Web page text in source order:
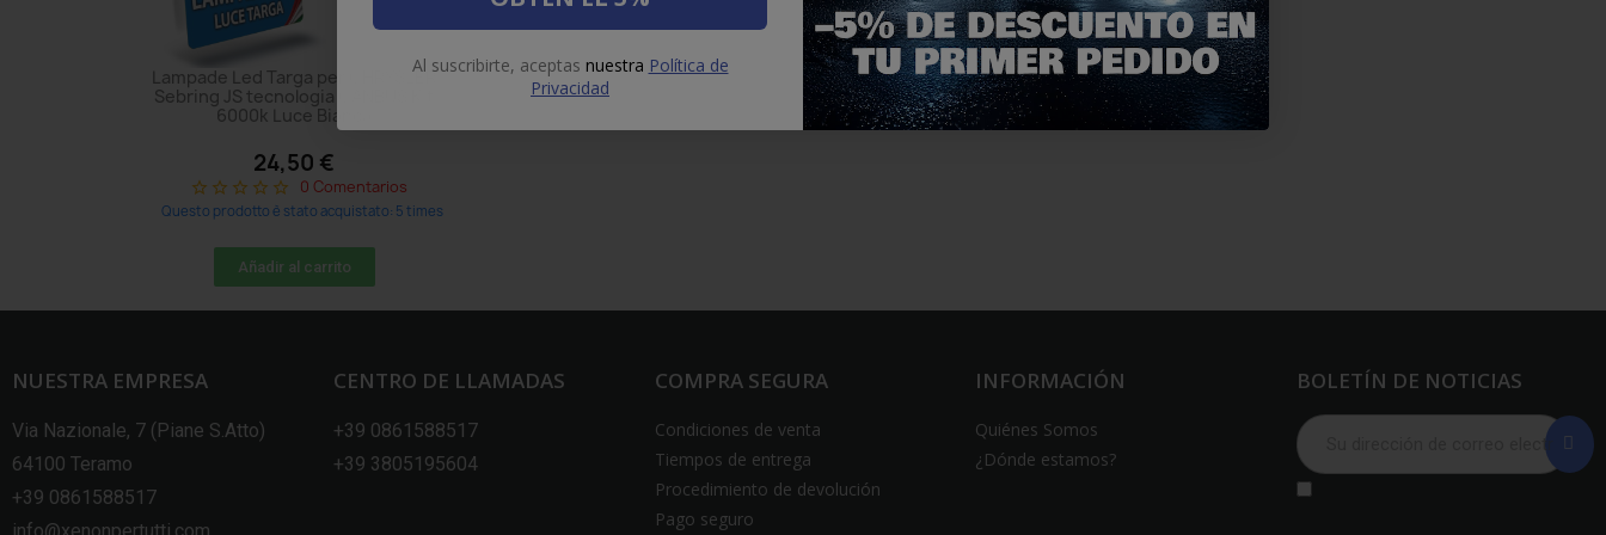
Lampade Led Targa per CHRYSLER
Sebring JS tecnologia CANBUS Kit
6000k Luce Bianca
24,50 €
star_border star_border star_border star_border star_border 0 Comentarios
Questo prodotto è stato acquistato: 5 times
Añadir al carrito
NUESTRA EMPRESA
Via Nazionale, 7 (Piane S.Atto)
64100 Teramo
+39 0861588517
CENTRO DE LLAMADAS
+39 0861588517
+39 3805195604
COMPRA SEGURA
Condiciones de venta
Tiempos de entrega
Procedimiento de devolución
Pago seguro
INFORMACIÓN
Quiénes Somos
¿Dónde estamos?
BOLETÍN DE NOTICIAS
Al suscribirte, aceptas nuestra Política de
Privacidad